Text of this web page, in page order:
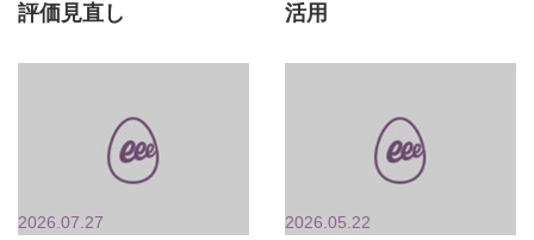
評価見直し
活用
2026.07.27
2026.05.22